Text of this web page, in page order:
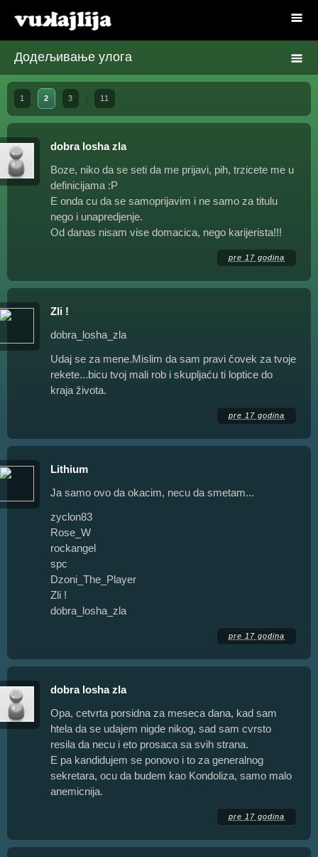
Додељивање улога
1 2 3 11
dobra losha zla
Boze, niko da se seti da me prijavi, pih, trzicete me u
definicijama :P
E onda cu da se samoprijavim i ne samo za titulu
nego i unapredjenje.
Od danas nisam vise domacica, nego karijerista!!!
pre 17 godina
Zli !
dobra_losha_zla
Udaj se za mene.Mislim da sam pravi čovek za tvoje
rekete...bicu tvoj mali rob i skupljaću ti loptice do
kraja života.
pre 17 godina
Lithium
Ja samo ovo da okacim, necu da smetam...
zyclon83
Rose_W
rockangel
spc
Dzoni_The_Player
Zli !
dobra_losha_zla
pre 17 godina
dobra losha zla
Opa, cetvrta porsidna za meseca dana, kad sam
htela da se udajem nigde nikog, sad sam cvrsto
resila da necu i eto prosaca sa svih strana.
E pa kandidujem se ponovo i to za generalnog
sekretara, ocu da budem kao Kondoliza, samo malo
anemicnija.
pre 17 godina